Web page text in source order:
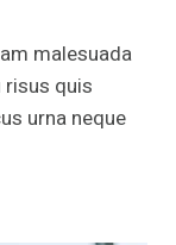
malesuada
risus quis
urna neque